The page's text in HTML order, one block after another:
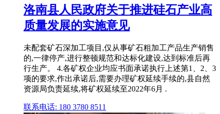
洛南县人民政府关于推进硅石产业高
质量发展的实施意见
未配套矿石深加工项目,仅从事矿石粗加工产品生产销售
的,一律停产,进行整顿规范和达标化建设,达到标准后再
行生产。 4.各矿权企业均应书面承诺执行上述第1、2、3
项的要求,作出承诺后,需要办理矿权延续手续的,县自然
资源局负责延续,将矿权延续至2022年6月 .
联系电话: 180 3780 8511